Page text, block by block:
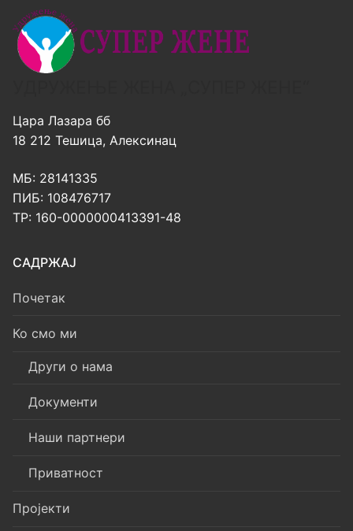
Цара Лазара бб
18 212 Тешица, Алексинац
МБ: 28141335
ПИБ: 108476717
ТР: 160-0000000413391-48
САДРЖАЈ
Почетак
Ко смо ми
Други о нама
Документи
Наши партнери
Приватност
Пројекти